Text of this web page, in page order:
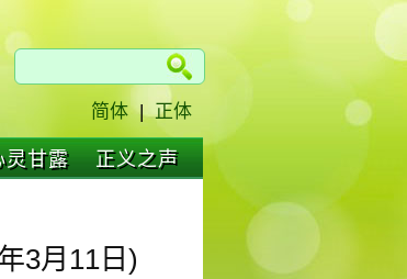
简体 | 正体
灵甘露 正义之声
3月11日)